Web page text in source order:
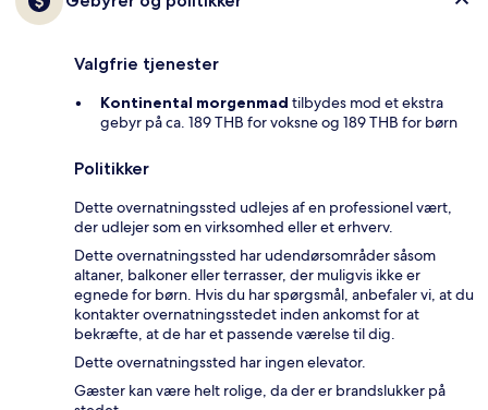
Valgfrie tjenester
Kontinental morgenmad tilbydes mod et ekstra
gebyr på ca. 189 THB for voksne og 189 THB for børn
Politikker
Dette overnatningssted udlejes af en professionel vært,
der udlejer som en virksomhed eller et erhverv.
Dette overnatningssted har udendørsområder såsom
altaner, balkoner eller terrasser, der muligvis ikke er
egnede for børn. Hvis du har spørgsmål, anbefaler vi, at du
kontakter overnatningsstedet inden ankomst for at
bekræfte, at de har et passende værelse til dig.
Dette overnatningssted har ingen elevator.
Gæster kan være helt rolige, da der er brandslukker på